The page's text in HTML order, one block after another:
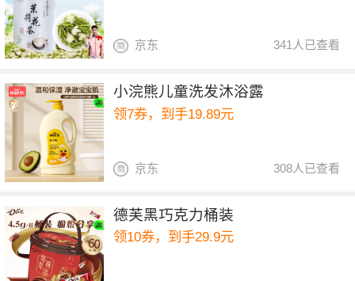
341人已查看
京东
小浣熊儿童洗发沐浴露
领7券，到手19.89元
308人已查看
京东
德芙黑巧克力桶装
领10券，到手29.9元